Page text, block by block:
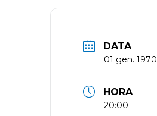
DATA
01 gen. 1970
HORA
20:00